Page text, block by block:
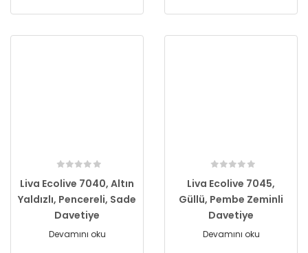
Liva Ecolive 7040, Altın
Yaldızlı, Pencereli, Sade
Davetiye
Devamını oku
Liva Ecolive 7045,
Güllü, Pembe Zeminli
Davetiye
Devamını oku